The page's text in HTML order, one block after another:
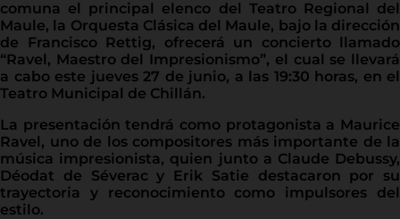
comuna el principal elenco del Teatro Regional del
Maule, la Orquesta Clásica del Maule, bajo la dirección
de Francisco Rettig, ofrecerá un concierto llamado
“Ravel, Maestro del Impresionismo”, el cual se llevará
a cabo este jueves 27 de junio, a las 19:30 horas, en el
Teatro Municipal de Chillán.
La presentación tendrá como protagonista a Maurice
Ravel, uno de los compositores más importante de la
música impresionista, quien junto a Claude Debussy,
Déodat de Séverac y Erik Satie destacaron por su
trayectoria y reconocimiento como impulsores del
estilo.